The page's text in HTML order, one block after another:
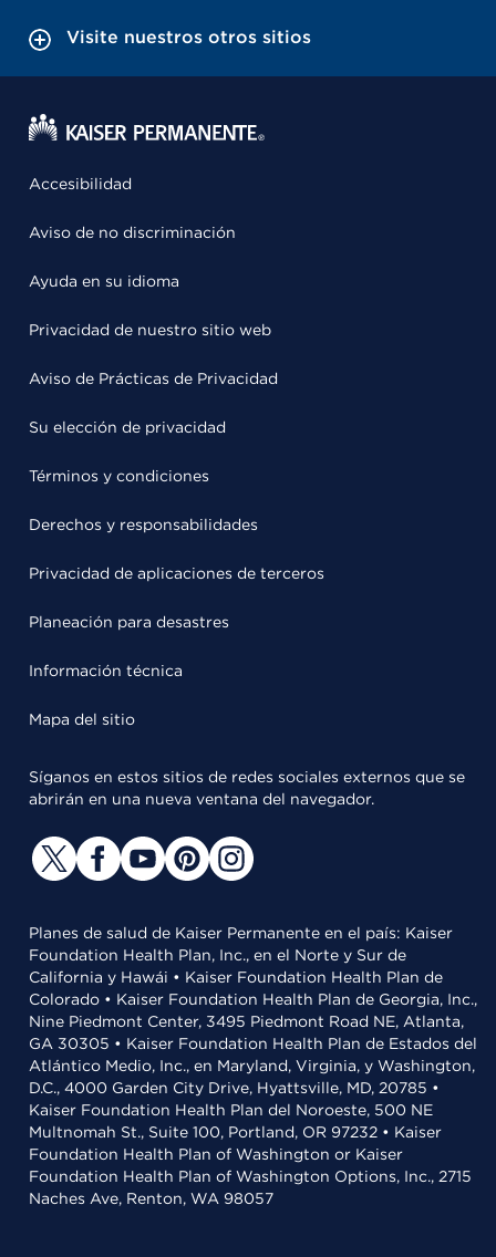
Visite nuestros otros sitios
Accesibilidad
Aviso de no discriminación
Ayuda en su idioma
Privacidad de nuestro sitio web
Aviso de Prácticas de Privacidad
Su elección de privacidad
Términos y condiciones
Derechos y responsabilidades
Privacidad de aplicaciones de terceros
Planeación para desastres
Información técnica
Mapa del sitio
Síganos en estos sitios de redes sociales externos que se
abrirán en una nueva ventana del navegador.
Planes de salud de Kaiser Permanente en el país: Kaiser
Foundation Health Plan, Inc., en el Norte y Sur de
California y Hawái • Kaiser Foundation Health Plan de
Colorado • Kaiser Foundation Health Plan de Georgia, Inc.,
Nine Piedmont Center, 3495 Piedmont Road NE, Atlanta,
GA 30305 • Kaiser Foundation Health Plan de Estados del
Atlántico Medio, Inc., en Maryland, Virginia, y Washington,
D.C., 4000 Garden City Drive, Hyattsville, MD, 20785 •
Kaiser Foundation Health Plan del Noroeste, 500 NE
Multnomah St., Suite 100, Portland, OR 97232 • Kaiser
Foundation Health Plan of Washington or Kaiser
Foundation Health Plan of Washington Options, Inc., 2715
Naches Ave, Renton, WA 98057